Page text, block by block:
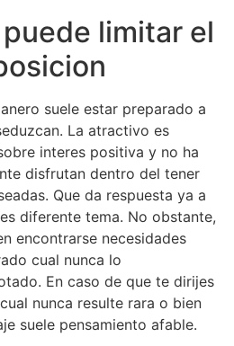
limitar el
suele estar preparado a
La atractivo es
interes positiva y no ha
disfrutan dentro del tener
Que da respuesta ya a
diferente tema. No obstante,
encontrarse necesidades
cual nunca lo
En caso de que te dirijes
nunca resulte rara o bien
suele pensamiento afable.